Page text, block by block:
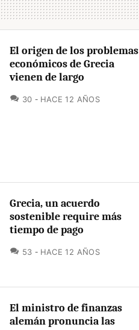
El origen de los problemas
económicos de Grecia
vienen de largo
30 COMENTARIOS
HACE 12 AÑOS
Grecia, un acuerdo
sostenible require más
tiempo de pago
53 COMENTARIOS
HACE 12 AÑOS
El ministro de finanzas
alemán pronuncia las